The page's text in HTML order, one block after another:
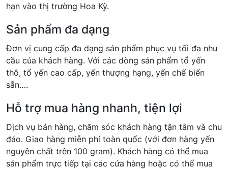
hạn vào thị trường Hoa Kỳ.
Sản phẩm đa dạng
Đơn vị cung cấp đa dạng sản phẩm phục vụ tối đa nhu
cầu của khách hàng. Với các dòng sản phẩm tổ yến
thô, tổ yến cao cấp, yến thượng hạng, yến chế biến
sẵn….
Hỗ trợ mua hàng nhanh, tiện lợi
Dịch vụ bán hàng, chăm sóc khách hàng tận tâm và chu
đáo. Giao hàng miễn phí toàn quốc (với đơn hàng yến
nguyên chất trên 100 gram). Khách hàng có thể mua
sản phẩm trực tiếp tại các cửa hàng hoặc có thể mua